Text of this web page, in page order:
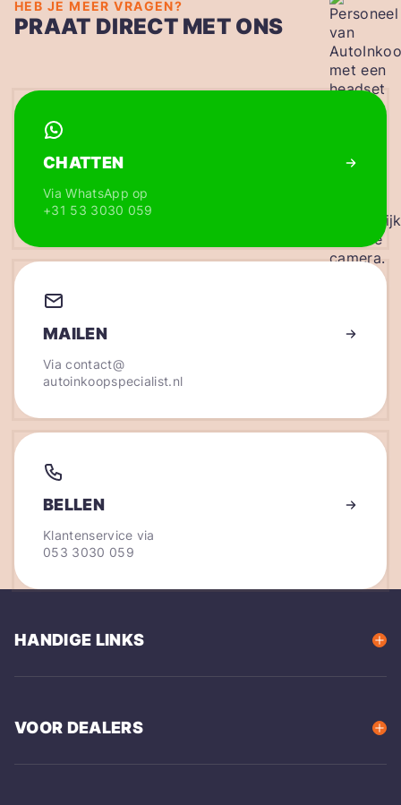
HEB JE MEER VRAGEN?
PRAAT DIRECT MET ONS
CHATTEN
Via WhatsApp op
+31 53 3030 059
MAILEN
Viacontact@
autoinkoopspecialist.nl
BELLEN
Klantenservice via
053 3030 059
HANDIGE LINKS
VOOR DEALERS